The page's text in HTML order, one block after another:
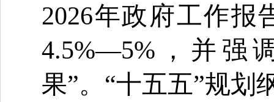
2026年政府工作报
4.5%—5%，并强
果”。“十五五”规划